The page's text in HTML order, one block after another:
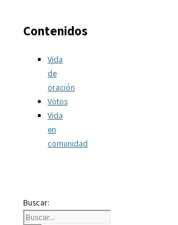
Contenidos
Vida
de
oración
Votos
Vida
en
comunidad
Buscar: